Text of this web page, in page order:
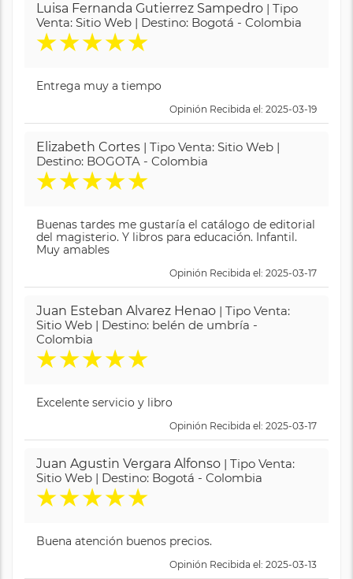
Luisa Fernanda Gutierrez Sampedro | Tipo
Venta: Sitio Web | Destino: Bogotá - Colombia
★★★★★
Entrega muy a tiempo
Opinión Recibida el: 2025-03-19
Elizabeth Cortes | Tipo Venta: Sitio Web |
Destino: BOGOTA - Colombia
★★★★★
Buenas tardes me gustaría el catálogo de editorial
del magisterio. Y libros para educación. Infantil.
Muy amables
Opinión Recibida el: 2025-03-17
Juan Esteban Alvarez Henao | Tipo Venta:
Sitio Web | Destino: belén de umbría -
Colombia
★★★★★
Excelente servicio y libro
Opinión Recibida el: 2025-03-17
Juan Agustin Vergara Alfonso | Tipo Venta:
Sitio Web | Destino: Bogotá - Colombia
★★★★★
Buena atención buenos precios.
Opinión Recibida el: 2025-03-13